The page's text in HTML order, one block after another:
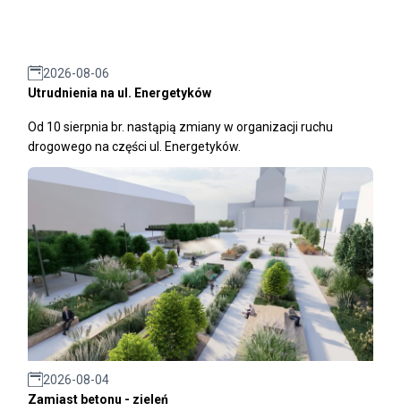
2026-08-06
Utrudnienia na ul. Energetyków
Od 10 sierpnia br. nastąpią zmiany w organizacji ruchu
drogowego na części ul. Energetyków.
2026-08-04
Zamiast betonu - zieleń